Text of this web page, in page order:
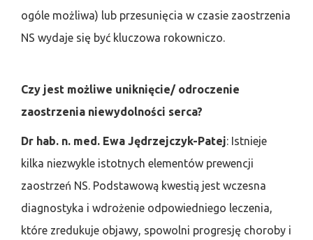
ogóle możliwa) lub przesunięcia w czasie zaostrzenia
NS wydaje się być kluczowa rokowniczo.
Czy jest możliwe uniknięcie/ odroczenie
zaostrzenia niewydolności serca?
Dr hab. n. med. Ewa Jędrzejczyk-Patej: Istnieje
kilka niezwykle istotnych elementów prewencji
zaostrzeń NS. Podstawową kwestią jest wczesna
diagnostyka i wdrożenie odpowiedniego leczenia,
które zredukuje objawy, spowolni progresję choroby i